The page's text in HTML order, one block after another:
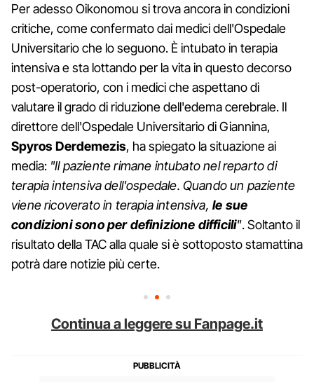
Per adesso Oikonomou si trova ancora in condizioni
critiche, come confermato dai medici dell'Ospedale
Universitario che lo seguono. È intubato in terapia
intensiva e sta lottando per la vita in questo decorso
post-operatorio, con i medici che aspettano di
valutare il grado di riduzione dell'edema cerebrale. Il
direttore dell'Ospedale Universitario di Giannina,
Spyros Derdemezis, ha spiegato la situazione ai
media: "Il paziente rimane intubato nel reparto di
terapia intensiva dell'ospedale. Quando un paziente
viene ricoverato in terapia intensiva, le sue
condizioni sono per definizione difficili". Soltanto il
risultato della TAC alla quale si è sottoposto stamattina
potrà dare notizie più certe.
Continua a leggere su Fanpage.it